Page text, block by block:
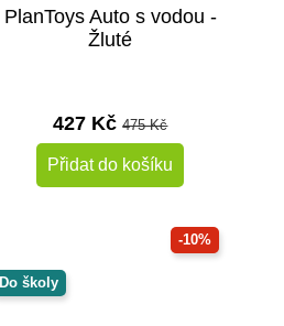
PlanToys Auto s vodou -
Žluté
427 Kč475 Kč
Přidat do košíku
-10%
Do školy